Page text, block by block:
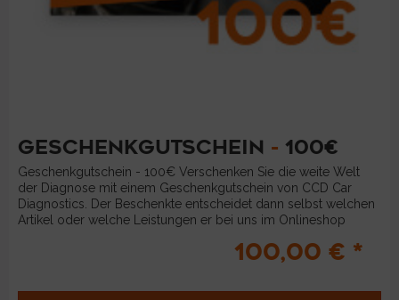
GESCHENKGUTSCHEIN - 100€
Geschenkgutschein - 100€ Verschenken Sie die weite Welt
der Diagnose mit einem Geschenkgutschein von CCD Car
Diagnostics. Der Beschenkte entscheidet dann selbst welchen
Artikel oder welche Leistungen er bei uns im Onlineshop
100,00 € *